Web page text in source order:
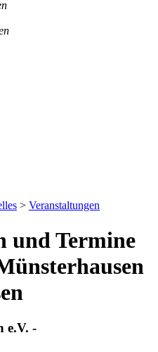
> Veranstaltungen
und Termine
e.V. -